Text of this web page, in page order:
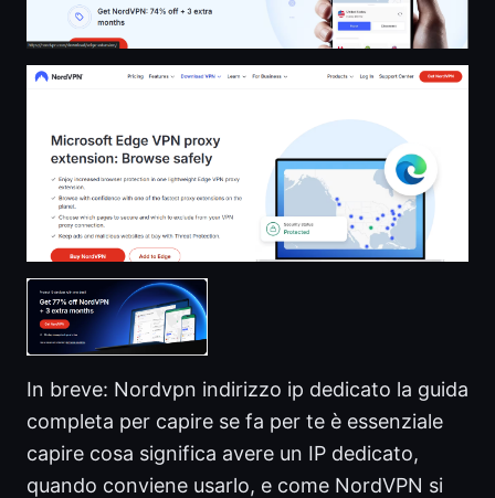
In breve: Nordvpn indirizzo ip dedicato la guida
completa per capire se fa per te è essenziale
capire cosa significa avere un IP dedicato,
quando conviene usarlo, e come NordVPN si